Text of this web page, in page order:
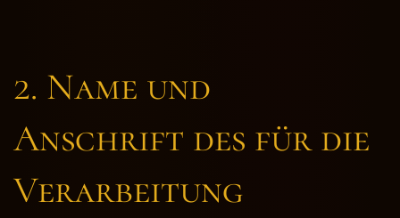
2. Name und
Anschrift des für die
Verarbeitung